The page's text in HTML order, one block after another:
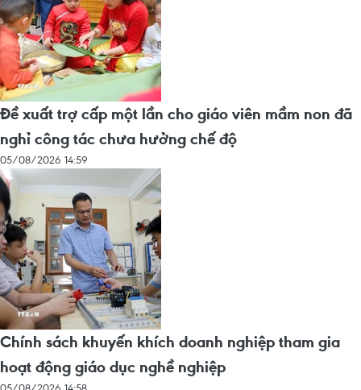
Đề xuất trợ cấp một lần cho giáo viên mầm non đã
nghỉ công tác chưa hưởng chế độ
05/08/2026 14:59
Chính sách khuyến khích doanh nghiệp tham gia
hoạt động giáo dục nghề nghiệp